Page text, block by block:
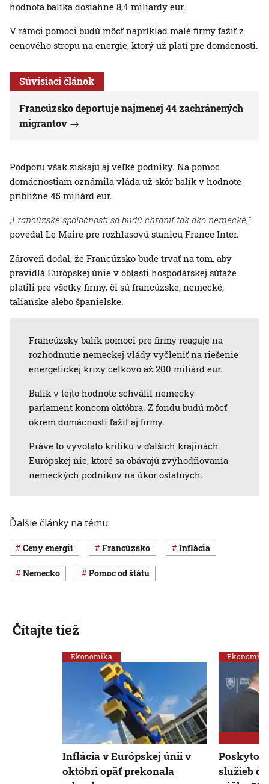
hodnota balíka dosiahne 8,4 miliardy eur.
V rámci pomoci budú môcť napríklad malé firmy ťažiť z
cenového stropu na energie, ktorý už platí pre domácnosti.
Súvisiaci článok
Francúzsko deportuje najmenej 44 zachránených
migrantov
Podporu však získajú aj veľké podniky. Na pomoc
domácnostiam oznámila vláda už skôr balík v hodnote
približne 45 miliárd eur.
„Francúzske spoločnosti sa budú chrániť tak ako nemecké,“
povedal Le Maire pre rozhlasovú stanicu France Inter.
Zároveň dodal, že Francúzsko bude trvať na tom, aby
pravidlá Európskej únie v oblasti hospodárskej súťaže
platili pre všetky firmy, či sú francúzske, nemecké,
talianske alebo španielske.
Francúzsky balík pomoci pre firmy reaguje na
rozhodnutie nemeckej vlády vyčleniť na riešenie
energetickej krízy celkovo až 200 miliárd eur.
Balík v tejto hodnote schválil nemecký
parlament koncom októbra. Z fondu budú môcť
okrem domácností ťažiť aj firmy.
Práve to vyvolalo kritiku v ďalších krajinách
Európskej nie, ktoré sa obávajú zvýhodňovania
nemeckých podnikov na úkor ostatných.
Ďalšie články na tému:
ceny energií Francúzsko inflácia
Nemecko pomoc od štátu
Čítajte tiež
Ekonomika
Inflácia v Európskej únii v
októbri opäť prekonala
Ekonomika
služieb